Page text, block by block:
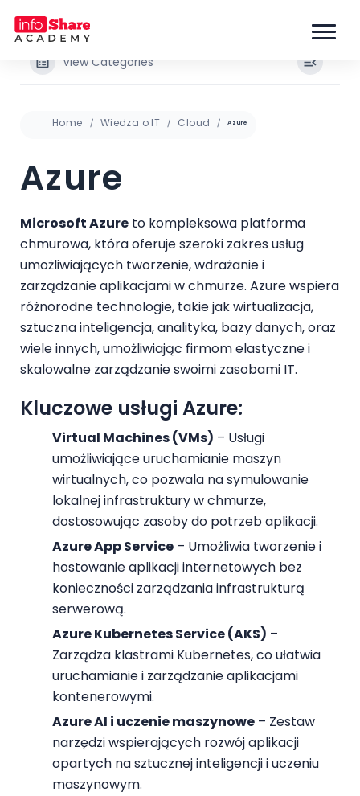
View Categories
Home Wiedza o IT Cloud Azure
Azure
Microsoft Azure to kompleksowa platforma
chmurowa, która oferuje szeroki zakres usług
umożliwiających tworzenie, wdrażanie i
zarządzanie aplikacjami w chmurze. Azure wspiera
różnorodne technologie, takie jak wirtualizacja,
sztuczna inteligencja, analityka, bazy danych, oraz
wiele innych, umożliwiając firmom elastyczne i
skalowalne zarządzanie swoimi zasobami IT.
Kluczowe usługi Azure:
Virtual Machines (VMs) – Usługi
umożliwiające uruchamianie maszyn
wirtualnych, co pozwala na symulowanie
lokalnej infrastruktury w chmurze,
dostosowując zasoby do potrzeb aplikacji.
Azure App Service – Umożliwia tworzenie i
hostowanie aplikacji internetowych bez
konieczności zarządzania infrastrukturą
serwerową.
Azure Kubernetes Service (AKS) –
Zarządza klastrami Kubernetes, co ułatwia
uruchamianie i zarządzanie aplikacjami
kontenerowymi.
Azure AI i uczenie maszynowe – Zestaw
narzędzi wspierających rozwój aplikacji
opartych na sztucznej inteligencji i uczeniu
maszynowym.